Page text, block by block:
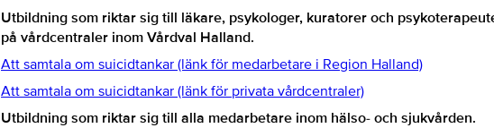
Utbildning som riktar sig till läkare, psykologer, kuratorer och
på vårdcentraler inom Vårdval Halland.
Att samtala om suicidtankar (länk för medarbetare i Region Halland)
Att samtala om suicidtankar (länk för privata vårdcentraler)
Utbildning som riktar sig till alla medarbetare inom hälso- och sjukvården.